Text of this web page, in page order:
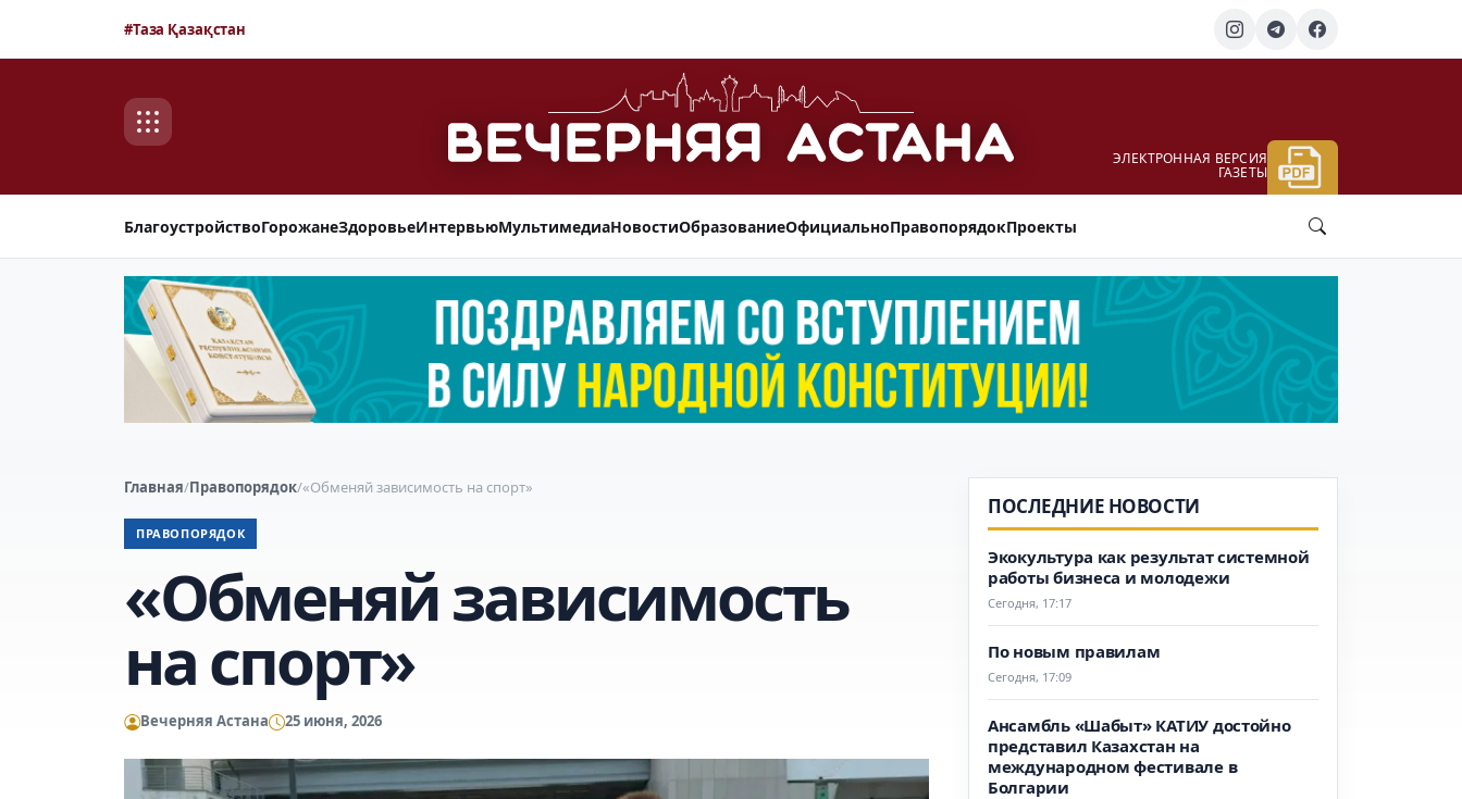
#Таза Қазақстан
ЭЛЕКТРОННАЯ ВЕРСИЯ
ГАЗЕТЫ
БлагоустройствоГорожанеЗдоровьеИнтервьюМультимедиаНовостиОбразованиеОфициальноПравопорядокПроекты
Главная/Правопорядок/«Обменяй зависимость на спорт»
ПРАВОПОРЯДОК
«Обменяй зависимость
на спорт»
Вечерняя Астана 25 июня, 2026
ПОСЛЕДНИЕ НОВОСТИ
Экокультура как результат системной
работы бизнеса и молодежи
Сегодня, 17:17
По новым правилам
Сегодня, 17:09
Ансамбль «Шабыт» КАТИУ достойно
представил Казахстан на
международном фестивале в
Болгарии